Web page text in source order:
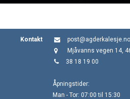
Kontakt
post@agderkalesje.no
Mjåvanns vegen 14,
38 18 19 00
Åpningstider:
Man - Tor: 07:00 til 15:30